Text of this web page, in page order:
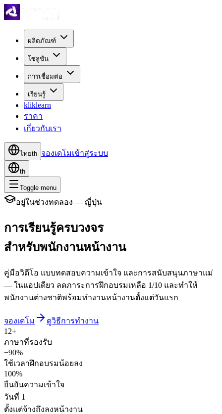
ผลิตภัณฑ์
โซลูชัน
การเชื่อมต่อ
เรียนรู้
kliklearn
ราคา
เกี่ยวกับเรา
ไทยth จองเดโมเข้าสู่ระบบ
th
Toggle menu
อยู่ในช่วงทดลอง — ญี่ปุ่น
การเรียนรู้ครบวงจร
สำหรับพนักงานหน้างาน
คู่มือวิดีโอ แบบทดสอบความเข้าใจ และการสนับสนุนภาษาแม่
— ในแอปเดียว ลดภาระการฝึกอบรมเหลือ 1/10 และทำให้
พนักงานต่างชาติพร้อมทำงานหน้างานตั้งแต่วันแรก
จองเดโม
ดูวิธีการทำงาน
12+
ภาษาที่รองรับ
−90%
ใช้เวลาฝึกอบรมน้อยลง
100%
ยืนยันความเข้าใจ
วันที่ 1
ตั้งแต่จ้างถึงลงหน้างาน